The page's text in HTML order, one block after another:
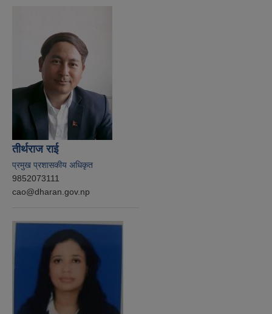
तीर्थराज राई
प्रमुख प्रशासकीय अधिकृत
9852073111
cao@dharan.gov.np